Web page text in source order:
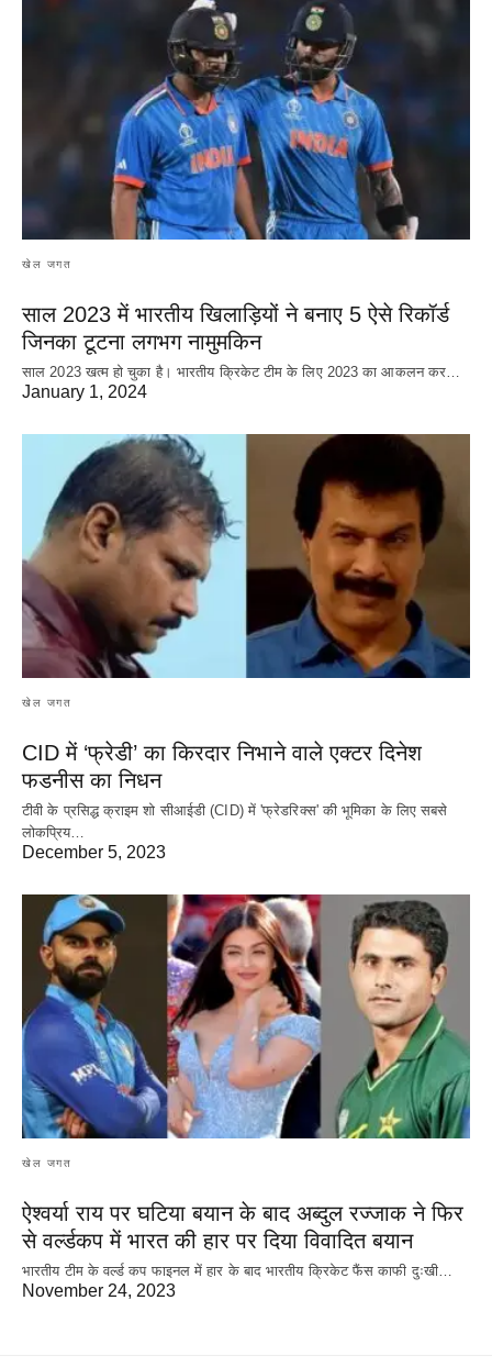
खेल जगत
साल 2023 में भारतीय खिलाड़ियों ने बनाए 5 ऐसे रिकॉर्ड
जिनका टूटना लगभग नामुमकिन
साल 2023 खत्म हो चुका है। भारतीय क्रिकेट‌ टीम के लिए 2023 का आकलन कर…
January 1, 2024
खेल जगत
CID में ‘फ्रेडी’ का किरदार निभाने वाले एक्टर दिनेश
फडनीस का निधन
टीवी के प्रसिद्ध क्राइम शो सीआईडी (CID) में 'फ्रेडरिक्स' की भूमिका के लिए सबसे
लोकप्रिय…
December 5, 2023
खेल जगत
ऐश्वर्या राय पर‌ घटिया बयान के बाद अब्दुल रज्जाक ने फिर
से वर्ल्डकप में भारत की हार पर दिया विवादित बयान
भारतीय टीम के वर्ल्ड कप फाइनल में हार के‌ बाद भारतीय क्रिकेट फैंस काफी दुःखी…
November 24, 2023